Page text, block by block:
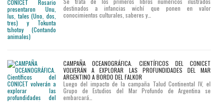
destinados a infancias wichí que ponen en valor
conocimientos culturales, saberes y…
CAMPAÑA OCEANOGRÁFICA. CIENTÍFICOS DEL CONICET
VOLVERÁN A EXPLORAR LAS PROFUNDIDADES DEL MAR
ARGENTINO A BORDO DEL FALKOR
Luego del impacto de la campaña Talud Continental IV, el
Grupo de Estudios del Mar Profundo de Argentina se
embarcará…